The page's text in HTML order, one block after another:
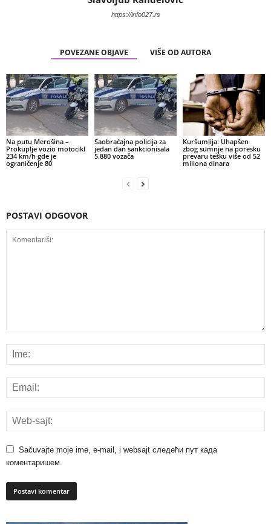
https://info027.rs
POVEZANE OBJAVE VIŠE OD AUTORA
Na putu Merošina –
Prokuplje vozio motocikl
234 km/h gde je
ograničenje 80
Saobraćajna policija za
jedan dan sankcionisala
5.880 vozača
Kuršumlija: Uhapšen
zbog sumnje na poresku
prevaru tešku više od 52
miliona dinara
POSTAVI ODGOVOR
Sačuvajte moje ime, e-mail, i websajt следећи пут када
коментаришем.